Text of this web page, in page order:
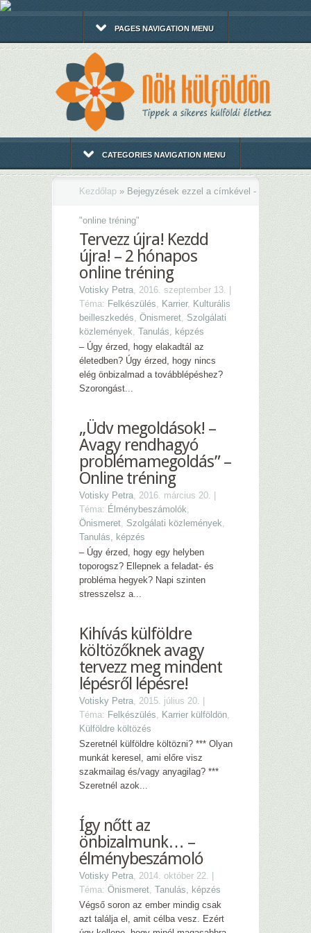
PAGES NAVIGATION MENU
CATEGORIES NAVIGATION MENU
Kezdőlap » Bejegyzések ezzel a címkével -
"online tréning"
Tervezz újra! Kezdd
újra! – 2 hónapos
online tréning
Votisky Petra, 2016. szeptember 13. |
Téma: Felkészülés, Karrier, Kulturális
beilleszkedés, Önismeret, Szolgálati
közlemények, Tanulás, képzés
– Úgy érzed, hogy elakadtál az
életedben? Úgy érzed, hogy nincs
elég önbizalmad a továbblépéshez?
Szorongást...
„Üdv megoldások! –
Avagy rendhagyó
problémamegoldás” –
Online tréning
Votisky Petra, 2016. március 20. |
Téma: Élménybeszámolók,
Önismeret, Szolgálati közlemények,
Tanulás, képzés
– Úgy érzed, hogy egy helyben
toporogsz? Ellepnek a feladat- és
probléma hegyek? Napi szinten
stresszelsz a...
Kihívás külföldre
költözőknek avagy
tervezz meg mindent
lépésről lépésre!
Votisky Petra, 2015. július 20. |
Téma: Felkészülés, Karrier külföldön,
Külföldre költözés
Szeretnél külföldre költözni? *** Olyan
munkát keresel, ami előre visz
szakmailag és/vagy anyagilag? ***
Szeretnél azok...
Így nőtt az
önbizalmunk… –
élménybeszámoló
Votisky Petra, 2014. október 22. |
Téma: Önismeret, Tanulás, képzés
Végső soron az ember mindig csak
azt találja el, amit célba vesz. Ezért